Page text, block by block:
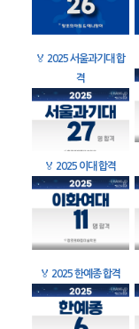
🏅 2025 서울과기대 합
격
🏅 2025 이대 합격
🏅 2025 한예종 합격